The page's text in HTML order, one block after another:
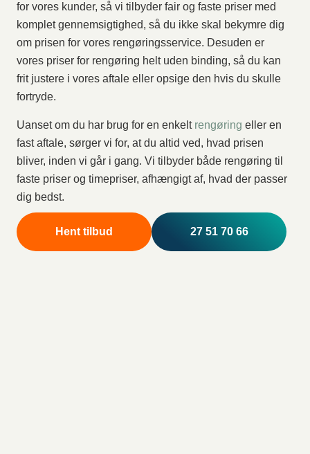
for vores kunder, så vi tilbyder fair og faste priser med
komplet gennemsigtighed, så du ikke skal bekymre dig
om prisen for vores rengøringsservice. Desuden er
vores priser for rengøring helt uden binding, så du kan
frit justere i vores aftale eller opsige den hvis du skulle
fortryde.
Uanset om du har brug for en enkelt rengøring eller en
fast aftale, sørger vi for, at du altid ved, hvad prisen
bliver, inden vi går i gang. Vi tilbyder både rengøring til
faste priser og timepriser, afhængigt af, hvad der passer
dig bedst.
Hent tilbud 27 51 70 66